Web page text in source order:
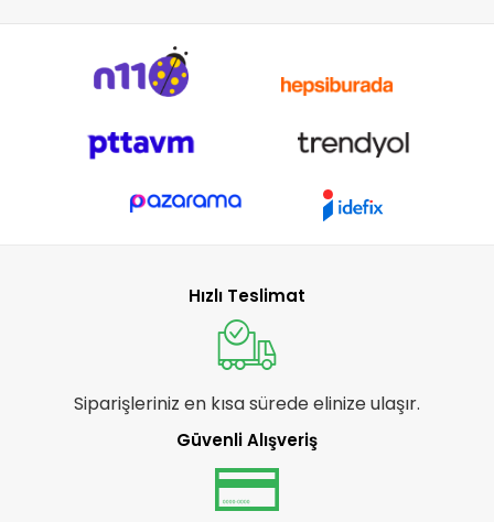
Hızlı Teslimat
Siparişleriniz en kısa sürede elinize ulaşır.
Güvenli Alışveriş